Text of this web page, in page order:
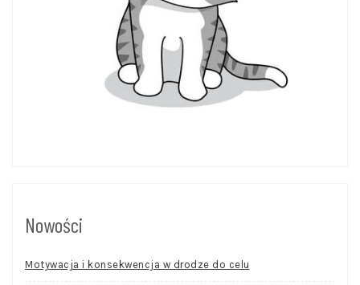
Nowości
Motywacja i konsekwencja w drodze do celu